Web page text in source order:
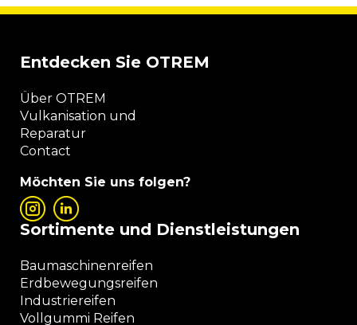
Sortimente und Dienstleistungen
Baumaschinenreifen
Erdbewegungsreifen
Industriereifen
Vollgummi Reifen
Entdecken Sie OTREM
Über OTREM
Vulkanisation und
Reparatur
Contact
Möchten Sie uns folgen?